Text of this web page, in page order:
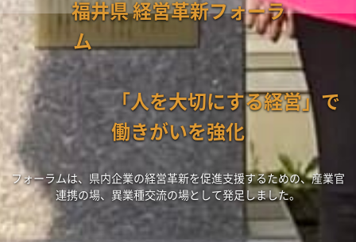
福井県 経営革新フォーラ
ム
「人を大切にする経営」で
働きがいを強化
フォーラムは、県内企業の経営革新を促進支援するための、産業官
連携の場、異業種交流の場として発足しました。